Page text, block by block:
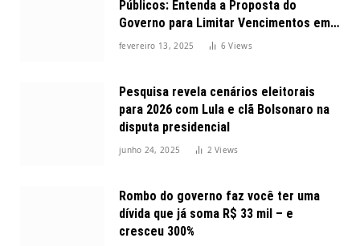
Públicos: Entenda a Proposta do
Governo para Limitar Vencimentos em
2025
fevereiro 13, 2025 6Views
Pesquisa revela cenários eleitorais
para 2026 com Lula e clã Bolsonaro na
disputa presidencial
junho 24, 2025 2Views
Rombo do governo faz você ter uma
dívida que já soma R$ 33 mil – e
cresceu 300%